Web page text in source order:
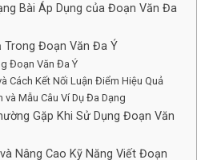
Bài Áp Dụng của Đoạn Văn Đa
Trong Đoạn Văn Đa Ý
Đoạn Văn Đa Ý
Cách Kết Nối Luận Điểm Hiệu Quả
và Mẫu Câu Ví Dụ Đa Dạng
Gặp Khi Sử Dụng Đoạn Văn
Nâng Cao Kỹ Năng Viết Đoạn